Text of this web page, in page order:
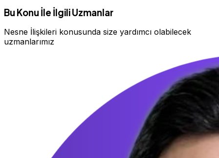
Bu Konu İle İlgili Uzmanlar
Nesne İlişkileri konusunda size yardımcı olabilecek
uzmanlarımız